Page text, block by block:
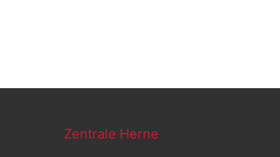
Zentrale Herne